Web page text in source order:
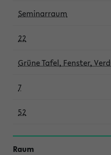
Seminarraum
22
Grüne Tafel, Fenster,
7
52